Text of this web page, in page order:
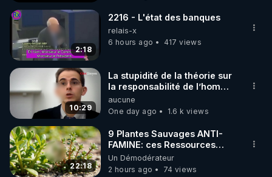
2:18
2216 - L'état des banques
relais-x
6 hours ago
417 views
10:29
La stupidité de la théorie sur
la responsabilité de l’homme
concernant le dioxyde de
carbone.
aucune
One day ago
1.6 k views
22:18
9 Plantes Sauvages ANTI-
FAMINE: ces Ressources
JARDIN&des Haies
Un Démodérateur
2 hours ago
74 views